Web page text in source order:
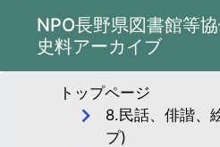
NPO長野県図書館等
史料アーカイブ
トップページ
8.民話、俳諧、
プ)